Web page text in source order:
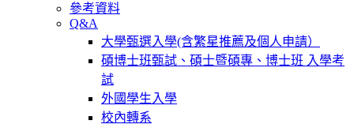
參考資料
Q&A
大學甄選入學(含繁星推薦及個人申請）
碩博士班甄試、碩士暨碩專、博士班 入學考
試
外國學生入學
校內轉系